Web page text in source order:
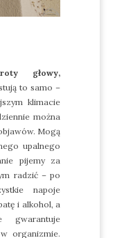
głowy,
to samo –
klimacie
można
Mogą
upalnego
pijemy za
radzić – po
napoje
i alkohol, a
organizmie.